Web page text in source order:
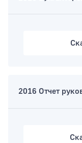
2016 Отчет